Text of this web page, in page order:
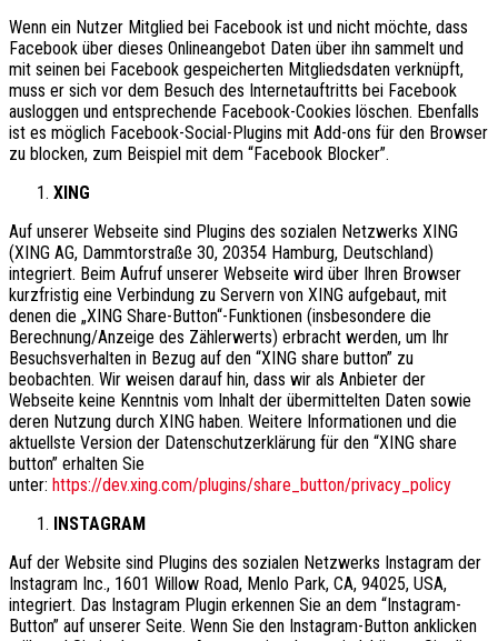
Wenn ein Nutzer Mitglied bei Facebook ist und nicht möchte, dass
Facebook über dieses Onlineangebot Daten über ihn sammelt und
mit seinen bei Facebook gespeicherten Mitgliedsdaten verknüpft,
muss er sich vor dem Besuch des Internetauftritts bei Facebook
ausloggen und entsprechende Facebook-Cookies löschen. Ebenfalls
ist es möglich Facebook-Social-Plugins mit Add-ons für den Browser
zu blocken, zum Beispiel mit dem “Facebook Blocker”.
XING
Auf unserer Webseite sind Plugins des sozialen Netzwerks XING
(XING AG, Dammtorstraße 30, 20354 Hamburg, Deutschland)
integriert. Beim Aufruf unserer Webseite wird über Ihren Browser
kurzfristig eine Verbindung zu Servern von XING aufgebaut, mit
denen die „XING Share-Button“-Funktionen (insbesondere die
Berechnung/Anzeige des Zählerwerts) erbracht werden, um Ihr
Besuchsverhalten in Bezug auf den “XING share button” zu
beobachten. Wir weisen darauf hin, dass wir als Anbieter der
Webseite keine Kenntnis vom Inhalt der übermittelten Daten sowie
deren Nutzung durch XING haben. Weitere Informationen und die
aktuellste Version der Datenschutzerklärung für den “XING share
button” erhalten Sie
unter: https://dev.xing.com/plugins/share_button/privacy_policy
INSTAGRAM
Auf der Website sind Plugins des sozialen Netzwerks Instagram der
Instagram Inc., 1601 Willow Road, Menlo Park, CA, 94025, USA,
integriert. Das Instagram Plugin erkennen Sie an dem “Instagram-
Button” auf unserer Seite. Wenn Sie den Instagram-Button anklicken